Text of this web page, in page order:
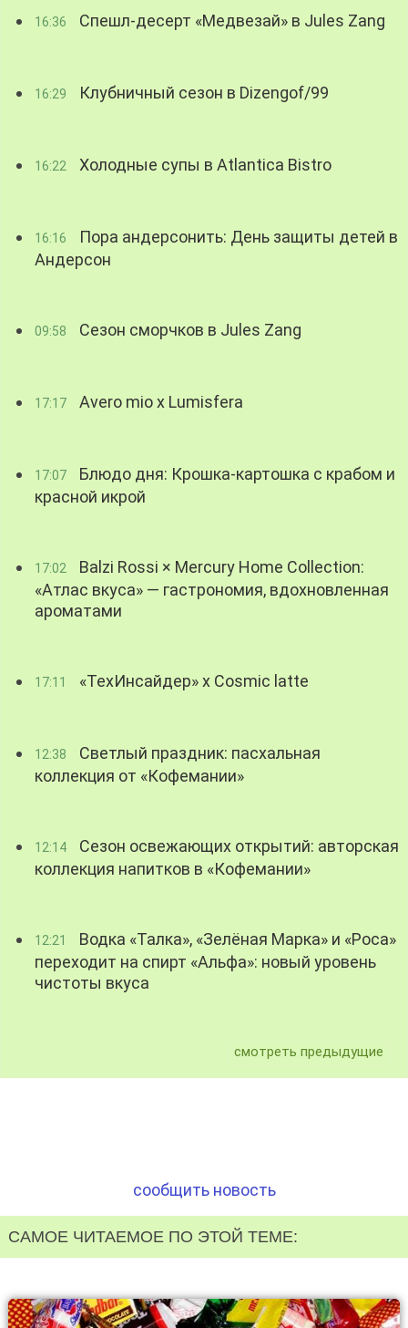
16:36 Спешл-десерт «Медвезай» в Jules Zang
16:29 Клубничный сезон в Dizengof/99
16:22 Холодные супы в Atlantica Bistro
16:16
Пора андерсонить: День защиты детей в
Андерсон
09:58 Сезон сморчков в Jules Zang
17:17 Avero mio x Lumisfera
17:07
Блюдо дня: Крошка-картошка с крабом и
красной икрой
17:02
Balzi Rossi × Mercury Home Collection:
«Атлас вкуса» — гастрономия, вдохновленная
ароматами
17:11 «ТехИнсайдер» х Cosmic latte
12:38
Светлый праздник: пасхальная
коллекция от «Кофемании»
12:14
Сезон освежающих открытий: авторская
коллекция напитков в «Кофемании»
12:21
Водка «Талка», «Зелёная Марка» и «Роса»
переходит на спирт «Альфа»: новый уровень
чистоты вкуса
смотреть предыдущие
сообщить новость
САМОЕ ЧИТАЕМОЕ ПО ЭТОЙ ТЕМЕ: